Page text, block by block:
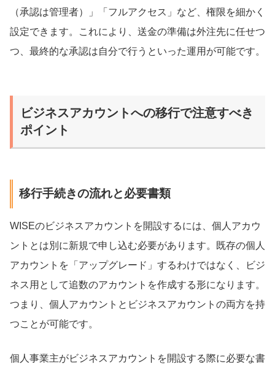
（承認は管理者）」「フルアクセス」など、権限を細かく
設定できます。これにより、送金の準備は外注先に任せつ
つ、最終的な承認は自分で行うといった運用が可能です。
ビジネスアカウントへの移行で注意すべき
ポイント
移行手続きの流れと必要書類
WISEのビジネスアカウントを開設するには、個人アカウ
ントとは別に新規で申し込む必要があります。既存の個人
アカウントを「アップグレード」するわけではなく、ビジ
ネス用として追数のアカウントを作成する形になります。
つまり、個人アカウントとビジネスアカウントの両方を持
つことが可能です。
個人事業主がビジネスアカウントを開設する際に必要な書